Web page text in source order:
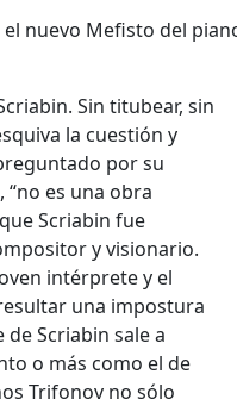
Sin titubear, sin
la cuestión y
por su
es una obra
Scriabin fue
y visionario.
intérprete y el
una impostura
Scriabin sale a
o más como el de
Trifonov no sólo